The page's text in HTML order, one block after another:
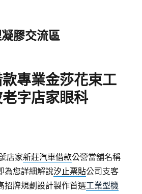
膠交流區
專業金莎花束工
字店家眼科
店家新莊汽車借款公營當舖名稱
為您詳細解說汐止票貼公司支客
招牌規劃設計製作首選工業型機